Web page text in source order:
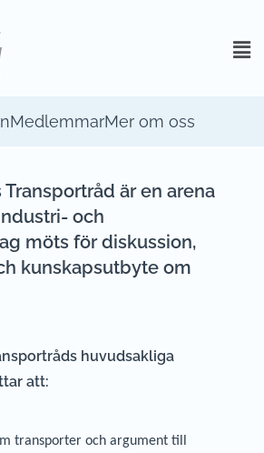
MedlemmarMer om oss
är en arena
och
möts för diskussion,
kunskapsutbyte om
huvudsakliga
att:
transporter och argument till